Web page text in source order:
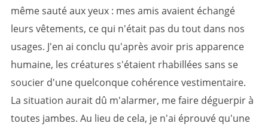
même sauté aux yeux : mes amis avaient échangé
leurs vêtements, ce qui n'était pas du tout dans nos
usages. J'en ai conclu qu'après avoir pris apparence
humaine, les créatures s'étaient rhabillées sans se
soucier d'une quelconque cohérence vestimentaire.
La situation aurait dû m'alarmer, me faire déguerpir à
toutes jambes. Au lieu de cela, je n'ai éprouvé qu'une